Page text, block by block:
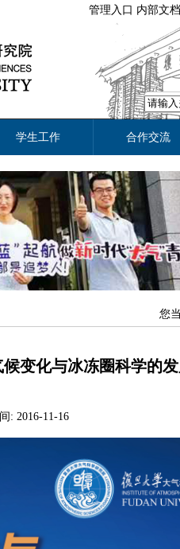
管理入口 内部文档
学生工作 合作交流
您
候变化与冰冻圈科学的
: 2016-11-16